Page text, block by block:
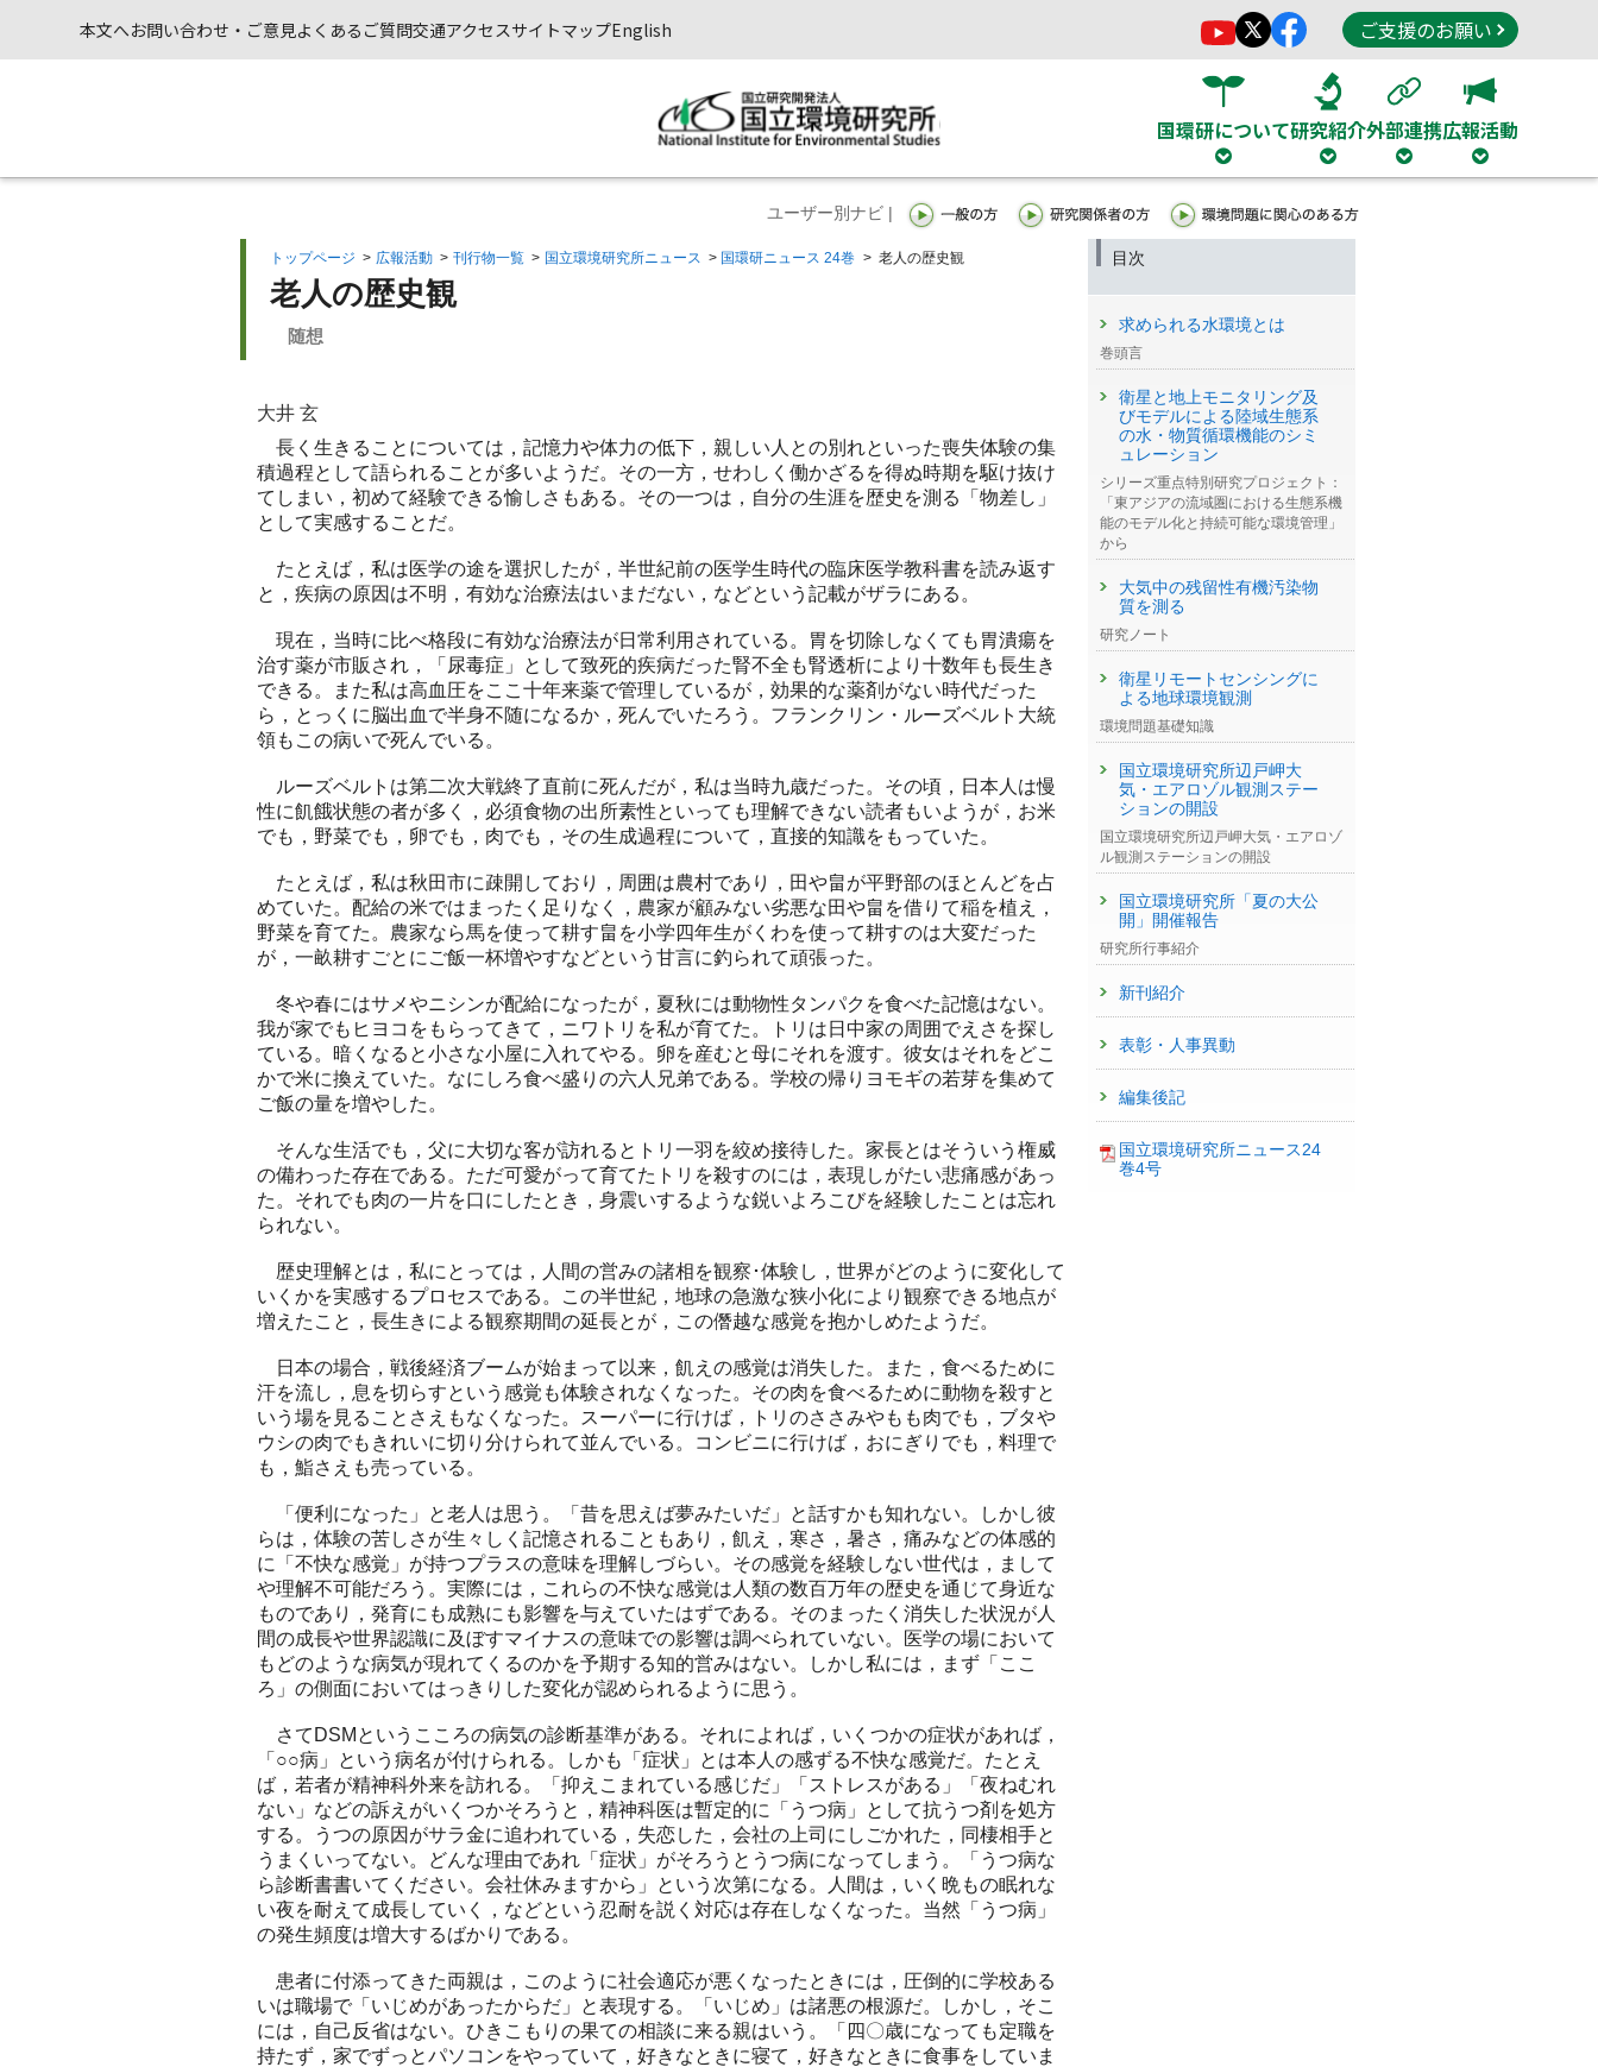
本文へお問い合わせ・ご意見よくあるご質問交通アクセスサイトマップEnglish ご支援のお願い
国環研について研究紹介外部連携広報活動
ユーザー別ナビ |
トップページ > 広報活動 > 刊行物一覧 > 国立環境研究所ニュース > 国環研ニュース 24巻 > 老人の歴史観
老人の歴史観
随想
大井 玄
長く生きることについては，記憶力や体力の低下，親しい人との別れといった喪失体験の集
積過程として語られることが多いようだ。その一方，せわしく働かざるを得ぬ時期を駆け抜け
てしまい，初めて経験できる愉しさもある。その一つは，自分の生涯を歴史を測る「物差し」
として実感することだ。
たとえば，私は医学の途を選択したが，半世紀前の医学生時代の臨床医学教科書を読み返す
と，疾病の原因は不明，有効な治療法はいまだない，などという記載がザラにある。
現在，当時に比べ格段に有効な治療法が日常利用されている。胃を切除しなくても胃潰瘍を
治す薬が市販され，「尿毒症」として致死的疾病だった腎不全も腎透析により十数年も長生き
できる。また私は高血圧をここ十年来薬で管理しているが，効果的な薬剤がない時代だった
ら，とっくに脳出血で半身不随になるか，死んでいたろう。フランクリン・ルーズベルト大統
領もこの病いで死んでいる。
ルーズベルトは第二次大戦終了直前に死んだが，私は当時九歳だった。その頃，日本人は慢
性に飢餓状態の者が多く，必須食物の出所素性といっても理解できない読者もいようが，お米
でも，野菜でも，卵でも，肉でも，その生成過程について，直接的知識をもっていた。
たとえば，私は秋田市に疎開しており，周囲は農村であり，田や畠が平野部のほとんどを占
めていた。配給の米ではまったく足りなく，農家が顧みない劣悪な田や畠を借りて稲を植え，
野菜を育てた。農家なら馬を使って耕す畠を小学四年生がくわを使って耕すのは大変だった
が，一畝耕すごとにご飯一杯増やすなどという甘言に釣られて頑張った。
冬や春にはサメやニシンが配給になったが，夏秋には動物性タンパクを食べた記憶はない。
我が家でもヒヨコをもらってきて，ニワトリを私が育てた。トリは日中家の周囲でえさを探し
ている。暗くなると小さな小屋に入れてやる。卵を産むと母にそれを渡す。彼女はそれをどこ
かで米に換えていた。なにしろ食べ盛りの六人兄弟である。学校の帰りヨモギの若芽を集めて
ご飯の量を増やした。
そんな生活でも，父に大切な客が訪れるとトリ一羽を絞め接待した。家長とはそういう権威
の備わった存在である。ただ可愛がって育てたトリを殺すのには，表現しがたい悲痛感があっ
た。それでも肉の一片を口にしたとき，身震いするような鋭いよろこびを経験したことは忘れ
られない。
歴史理解とは，私にとっては，人間の営みの諸相を観察･体験し，世界がどのように変化して
いくかを実感するプロセスである。この半世紀，地球の急激な狭小化により観察できる地点が
増えたこと，長生きによる観察期間の延長とが，この僭越な感覚を抱かしめたようだ。
日本の場合，戦後経済ブームが始まって以来，飢えの感覚は消失した。また，食べるために
汗を流し，息を切らすという感覚も体験されなくなった。その肉を食べるために動物を殺すと
いう場を見ることさえもなくなった。スーパーに行けば，トリのささみやもも肉でも，ブタや
ウシの肉でもきれいに切り分けられて並んでいる。コンビニに行けば，おにぎりでも，料理で
も，鮨さえも売っている。
「便利になった」と老人は思う。「昔を思えば夢みたいだ」と話すかも知れない。しかし彼
らは，体験の苦しさが生々しく記憶されることもあり，飢え，寒さ，暑さ，痛みなどの体感的
に「不快な感覚」が持つプラスの意味を理解しづらい。その感覚を経験しない世代は，まして
や理解不可能だろう。実際には，これらの不快な感覚は人類の数百万年の歴史を通じて身近な
ものであり，発育にも成熟にも影響を与えていたはずである。そのまったく消失した状況が人
間の成長や世界認識に及ぼすマイナスの意味での影響は調べられていない。医学の場において
もどのような病気が現れてくるのかを予期する知的営みはない。しかし私には，まず「ここ
ろ」の側面においてはっきりした変化が認められるように思う。
さてDSMというこころの病気の診断基準がある。それによれば，いくつかの症状があれば，
「○○病」という病名が付けられる。しかも「症状」とは本人の感ずる不快な感覚だ。たとえ
ば，若者が精神科外来を訪れる。「抑えこまれている感じだ」「ストレスがある」「夜ねむれ
ない」などの訴えがいくつかそろうと，精神科医は暫定的に「うつ病」として抗うつ剤を処方
する。うつの原因がサラ金に追われている，失恋した，会社の上司にしごかれた，同棲相手と
うまくいってない。どんな理由であれ「症状」がそろうとうつ病になってしまう。「うつ病な
ら診断書書いてください。会社休みますから」という次第になる。人間は，いく晩もの眠れな
い夜を耐えて成長していく，などという忍耐を説く対応は存在しなくなった。当然「うつ病」
の発生頻度は増大するばかりである。
患者に付添ってきた両親は，このように社会適応が悪くなったときには，圧倒的に学校ある
いは職場で「いじめがあったからだ」と表現する。「いじめ」は諸悪の根源だ。しかし，そこ
には，自己反省はない。ひきこもりの果ての相談に来る親はいう。「四〇歳になっても定職を
持たず，家でずっとパソコンをやっていて，好きなときに寝て，好きなときに食事をしていま
目次
求められる水環境とは
巻頭言
衛星と地上モニタリング及
びモデルによる陸域生態系
の水・物質循環機能のシミ
ュレーション
シリーズ重点特別研究プロジェクト：
「東アジアの流域圏における生態系機
能のモデル化と持続可能な環境管理」
から
大気中の残留性有機汚染物
質を測る
研究ノート
衛星リモートセンシングに
よる地球環境観測
環境問題基礎知識
国立環境研究所辺戸岬大
気・エアロゾル観測ステー
ションの開設
国立環境研究所辺戸岬大気・エアロゾ
ル観測ステーションの開設
国立環境研究所「夏の大公
開」開催報告
研究所行事紹介
新刊紹介
表彰・人事異動
編集後記
国立環境研究所ニュース24
巻4号